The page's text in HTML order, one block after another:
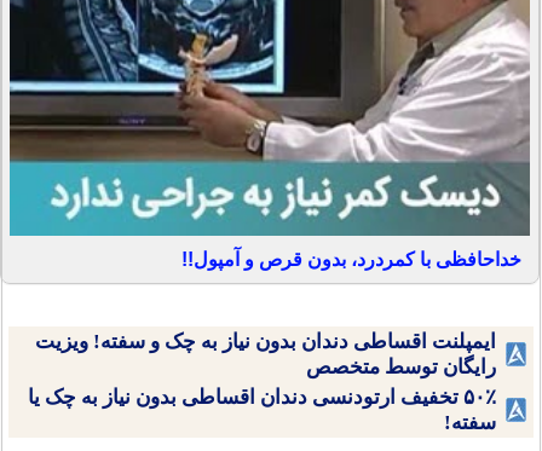
خداحافظی با کمردرد، بدون قرص و آمپول!!
ایمپلنت اقساطی دندان بدون نیاز به چک و سفته! ویزیت
رایگان توسط متخصص
۵۰٪ تخفیف ارتودنسی دندان اقساطی بدون نیاز به چک یا
سفته!